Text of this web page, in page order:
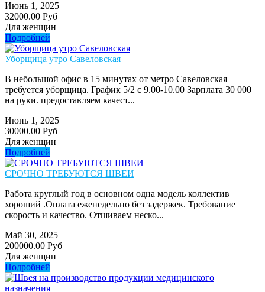
Июнь 1, 2025
32000.00 Руб
Для женщин
Подробней
Уборщица утро Савеловская
В небольшой офис в 15 минутах от метро Савеловская
требуется уборщица. График 5/2 с 9.00-10.00 Зарплата 30 000
на руки. предоставляем качест...
Июнь 1, 2025
30000.00 Руб
Для женщин
Подробней
СРОЧНО ТРЕБУЮТСЯ ШВЕИ
Работа круглый год в основном одна модель коллектив
хороший .Оплата еженедельно без задержек. Требование
скорость и качество. Отшиваем неско...
Май 30, 2025
200000.00 Руб
Для женщин
Подробней